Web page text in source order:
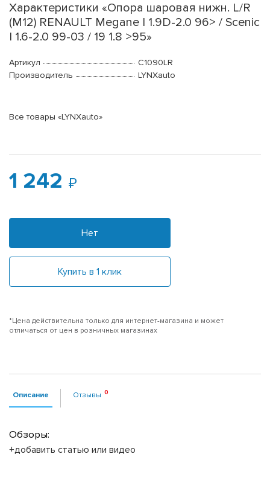
Характеристики «Опора шаровая нижн. L/R
(M12) RENAULT Megane I 1.9D-2.0 96> / Scenic
I 1.6-2.0 99-03 / 19 1.8 >95»
Артикул
C1090LR
Производитель
LYNXauto
Все товары «LYNXauto»
1 242
Нет
Купить в 1 клик
*Цена действительна только для интернет-магазина и может
отличаться от цен в розничных магазинах
Описание Отзывы
Обзоры:
+добавить статью или видео